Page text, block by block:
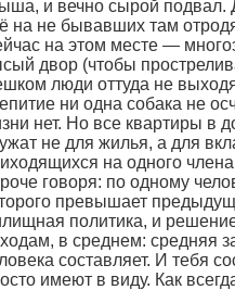
и вечно сырой подвал.
на не бывавших там
на этом месте —
двор (чтобы
люди оттуда не
ни одна собака не
нет. Но все квартиры в
не для жилья, а для
на одного
говоря: по одному
превышает
политика, и
в среднем: средняя
составляет. И тебя
имеют в виду. Как